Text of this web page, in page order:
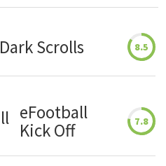
Dark Scrolls 8.5
eFootball
Kick Off
7.8